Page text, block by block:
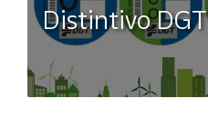
Distintivo DGT